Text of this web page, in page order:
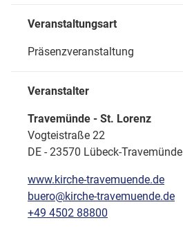
Veranstaltungsart
Präsenzveranstaltung
Veranstalter
Travemünde - St. Lorenz
Vogteistraße 22
DE - 23570 Lübeck-Travemünde
www.kirche-travemuende.de
buero@kirche-travemuende.de
+49 4502 88800